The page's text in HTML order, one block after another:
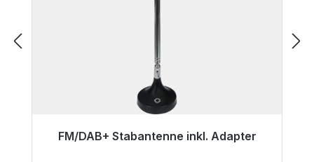
FM/DAB+ Stabantenne inkl. Adapter